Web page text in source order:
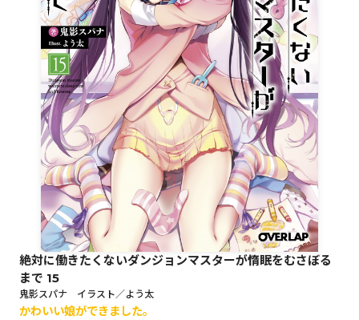
オーバーラップノベルスf
ロサージュノベルス
コミックガルド
コミッククリエ
絶対に働きたくないダンジョンマスターが惰眠をむさぼる
まで 15
鬼影スパナ イラスト／よう太
かわいい娘ができました。